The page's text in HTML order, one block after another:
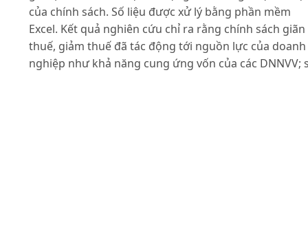
của chính sách. Số liệu được xử lý bằng phần mềm
Excel. Kết quả nghiên cứu chỉ ra rằng chính sách giãn
thuế, giảm thuế đã tác động tới nguồn lực của doanh
nghiệp như khả năng cung ứng vốn của các DNNVV;